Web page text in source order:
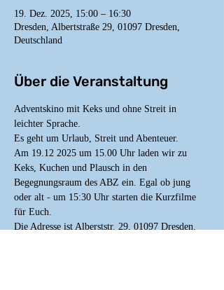
19. Dez. 2025, 15:00 – 16:30
Dresden, Albertstraße 29, 01097 Dresden,
Deutschland
Über die Veranstaltung
Adventskino mit Keks und ohne Streit in
leichter Sprache.
Es geht um Urlaub, Streit und Abenteuer.
Am 19.12 2025 um 15.00 Uhr laden wir zu
Keks, Kuchen und Plausch in den
Begegnungsraum des ABZ ein. Egal ob jung
oder alt - um 15:30 Uhr starten die Kurzfilme
für Euch.
Die Adresse ist Alberststr. 29, 01097 Dresden.